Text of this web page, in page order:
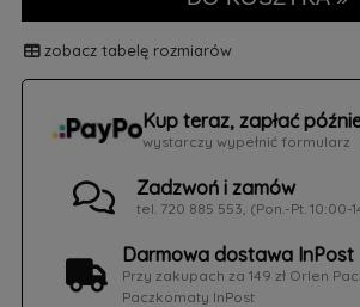
zobacz tabelę rozmiarów
Kup teraz, zapłać
wystarczy wypełnić formularz
Zadzwoń i zamów
tel. 720 885 553, (Pon.-Pt. 10:00-
Darmowa dostawa InPost
Przy zakupach za 149 zł Orlen
Paczkomaty InPost